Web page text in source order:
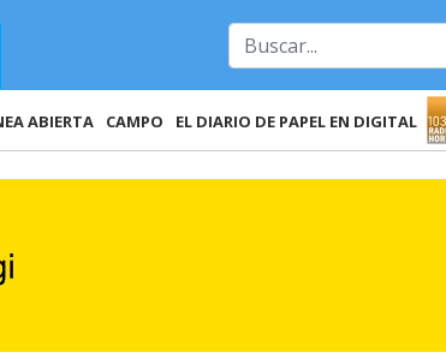
ABIERTA CAMPO EL DIARIO DE PAPEL EN DIGITAL